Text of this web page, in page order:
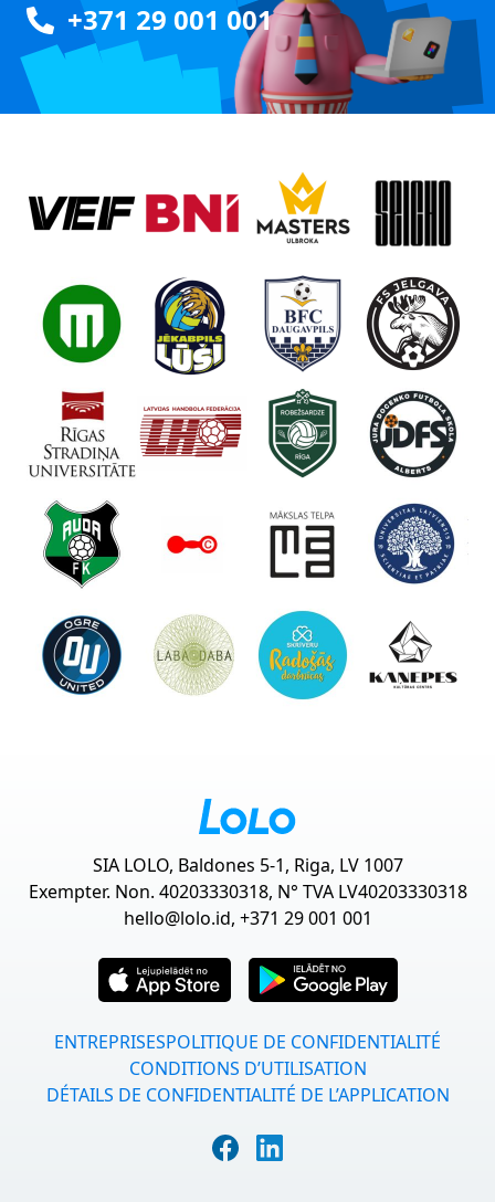
+371 29 001 001
SIA LOLO, Baldones 5-1, Riga, LV 1007
Exempter. Non. 40203330318, N° TVA LV40203330318
hello@lolo.id, +371 29 001 001
ENTREPRISESPOLITIQUE DE CONFIDENTIALITÉ
CONDITIONS D’UTILISATION
DÉTAILS DE CONFIDENTIALITÉ DE L’APPLICATION